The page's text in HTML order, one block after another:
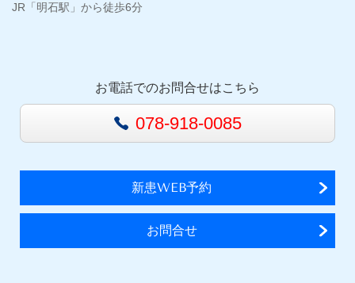
JR「明石駅」から徒歩6分
お電話でのお問合せはこちら
078-918-0085
新患WEB予約
お問合せ